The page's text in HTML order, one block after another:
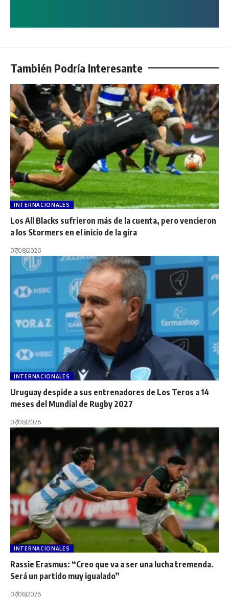
También Podría Interesante
INTERNACIONALES
Los All Blacks sufrieron más de la cuenta, pero vencieron
a los Stormers en el inicio de la gira
07/08/2026
INTERNACIONALES
Uruguay despide a sus entrenadores de Los Teros a 14
meses del Mundial de Rugby 2027
07/08/2026
INTERNACIONALES
Rassie Erasmus: “Creo que va a ser una lucha tremenda.
Será un partido muy igualado”
07/08/2026